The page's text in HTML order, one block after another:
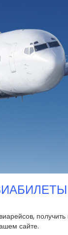
сайте.